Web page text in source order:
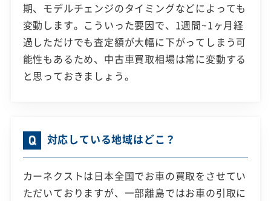
期、モデルチェンジのタイミングなどによっても
変動します。こういった要因で、1週間~1ヶ月経
過しただけでも査定額が大幅に下がってしまう可
能性もあるため、中古車買取相場は常に変動する
と思っておきましょう。
対応している地域はどこ？
カーネクストは日本全国でお車の買取をさせてい
ただいておりますが、一部離島ではお車の引取に